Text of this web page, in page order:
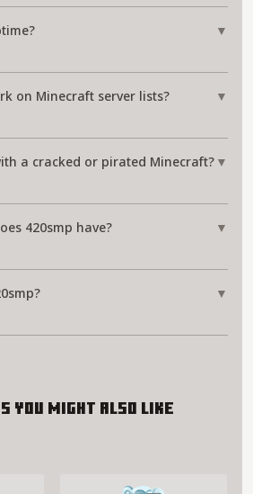
▼
on Minecraft server lists? ▼
a cracked or pirated Minecraft? ▼
420smp have? ▼
▼
you might also like